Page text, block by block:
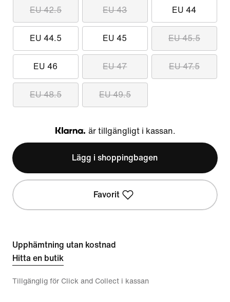
EU 42.5 EU 43 EU 44
EU 44.5 EU 45 EU 45.5
EU 46 EU 47 EU 47.5
EU 48.5 EU 49.5
Klarna
är tillgängligt i kassan.
Lägg i shoppingbagen
Favorit
Upphämtning utan kostnad
Hitta en butik
Tillgänglig för Click and Collect i kassan